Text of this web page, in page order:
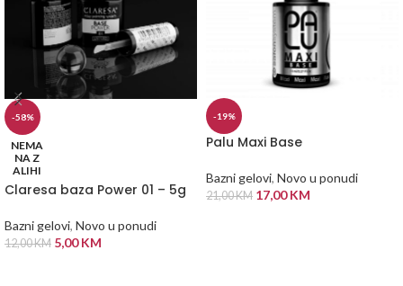
-58%
NEMA
NA Z
ALIHI
Claresa baza Power 01 – 5g
Bazni gelovi, Novo u ponudi
12,00KM 5,00KM
-19%
Palu Maxi Base
Bazni gelovi, Novo u ponudi
21,00KM 17,00KM